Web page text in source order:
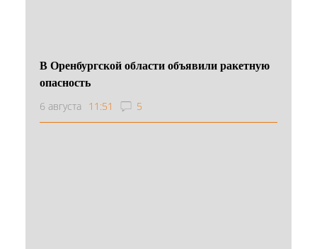
В Оренбургской области объявили ракетную
опасность
6 августа 11:51 5